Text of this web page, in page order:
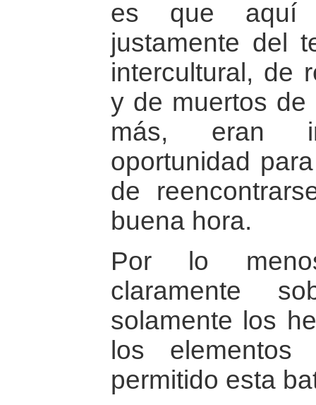
es que aquí
justamente del
intercultural, de
y de muertos
más, eran
oportunidad
de
buena hora.
Por lo
claramente
solamente los
los
permitido esta